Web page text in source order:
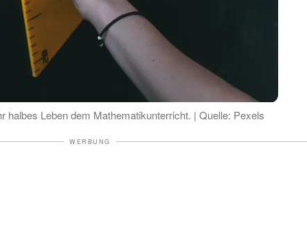
halbes Leben dem Mathematikunterricht. | Quelle: Pexels
WERBUNG